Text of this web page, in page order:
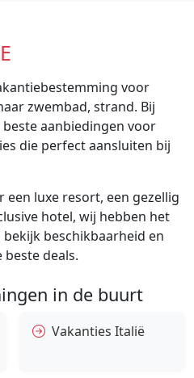
voor
zwembad, strand. Bij
beste aanbiedingen voor
die perfect aansluiten bij
een luxe resort, een gezellig
hotel, wij hebben het
beschikbaarheid en
deals.
in de buurt
Vakanties Italië